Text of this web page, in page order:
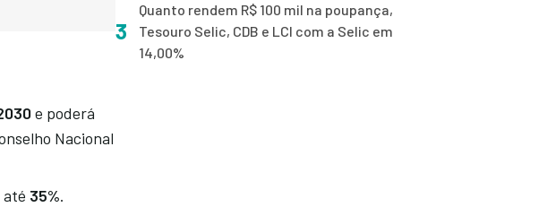
e poderá
Nacional
até 35%.
3
Quanto rendem R$ 100 mil na poupança,
Tesouro Selic, CDB e LCI com a Selic em
14,00%